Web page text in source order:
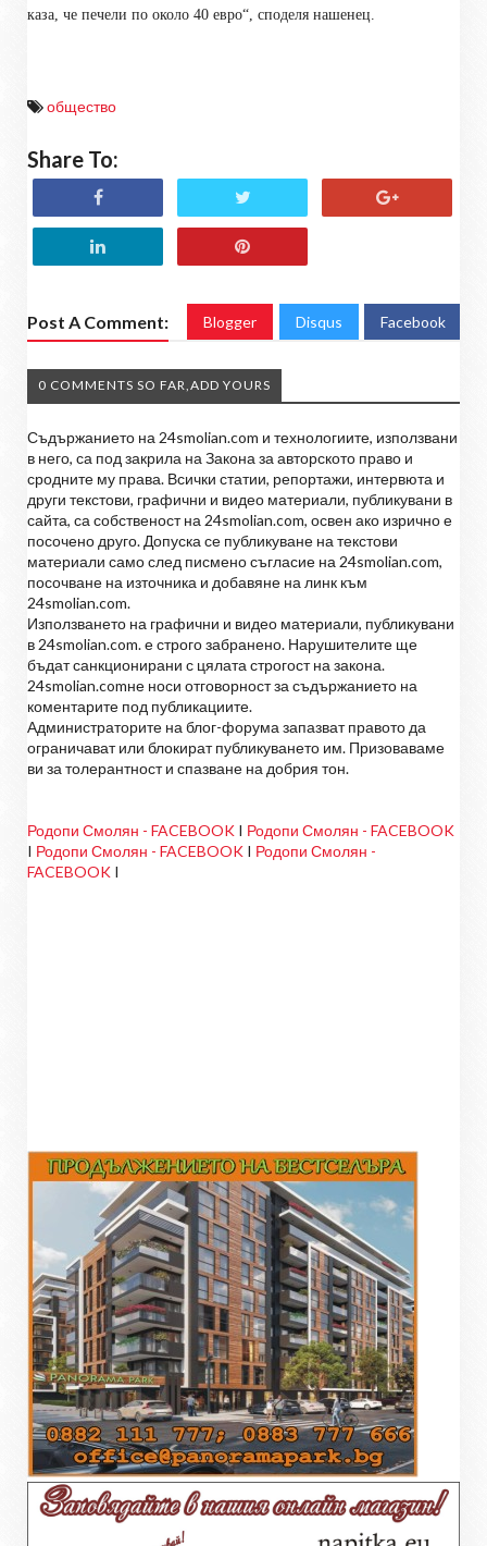
каза, че печели по около 40 евро“, споделя нашенец.
общество
Share To:
Post A Comment: Blogger Disqus Facebook
0 COMMENTS SO FAR,ADD YOURS
Съдържанието на 24smolian.com и технологиите, използвани
в него, са под закрила на Закона за авторското право и
сродните му права. Всички статии, репортажи, интервюта и
други текстови, графични и видео материали, публикувани в
сайта, са собственост на 24smolian.com, освен ако изрично е
посочено друго. Допуска се публикуване на текстови
материали само след писмено съгласие на 24smolian.com,
посочване на източника и добавяне на линк към
24smolian.com.
Използването на графични и видео материали, публикувани
в 24smolian.com. е строго забранено. Нарушителите ще
бъдат санкционирани с цялата строгост на закона.
24smolian.comне носи отговорност за съдържанието на
коментарите под публикациите.
Администраторите на блог-форума запазват правото да
ограничават или блокират публикуването им. Призоваваме
ви за толерантност и спазване на добрия тон.
Родопи Смолян - FACEBOOK I Родопи Смолян - FACEBOOK
I Родопи Смолян - FACEBOOK I Родопи Смолян -
FACEBOOK I